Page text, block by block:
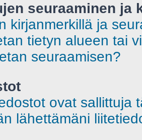
seuraaminen ja
kirjanmerkillä ja
tietyn alueen tai
seuraamisen?
ovat sallittuja
lähettämäni